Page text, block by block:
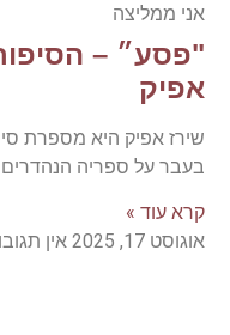
אני ממליצה
"פסע״ –
אפיק
שירז אפיק היא מספרת
בעבר על ספריה הנהדרים
קרא עוד »
אוגוסט 17, 2025
אין